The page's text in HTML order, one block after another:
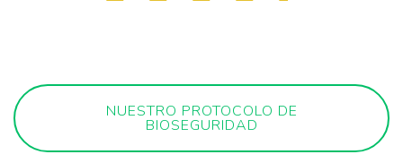
NUESTRO PROTOCOLO DE
BIOSEGURIDAD